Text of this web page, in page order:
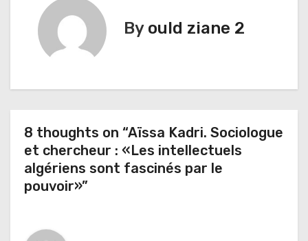
By ould ziane 2
8 thoughts on “Aïssa Kadri. Sociologue
et chercheur : «Les intellectuels
algériens sont fascinés par le
pouvoir»”